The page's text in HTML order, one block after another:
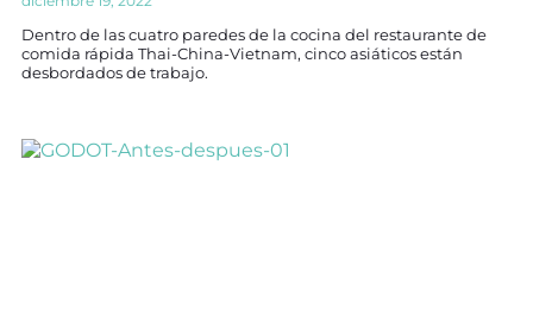
Dentro de las cuatro paredes de la cocina del restaurante de
comida rápida Thai-China-Vietnam, cinco asiáticos están
desbordados de trabajo.